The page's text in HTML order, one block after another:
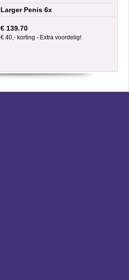
Larger Penis 6x
€ 139.70
€ 40,- korting - Extra voordelig!